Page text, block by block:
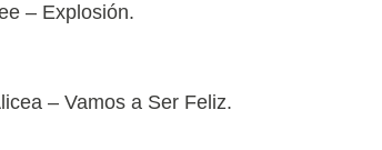
– Explosión.
– Vamos a Ser Feliz.